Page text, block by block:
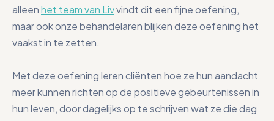
alleenhet team van Livvindt dit een fijne oefening,
maar ook onze behandelaren blijken deze oefening het
vaakst in te zetten.
Met deze oefening leren cliënten hoe ze hun aandacht
meer kunnen richten op de positieve gebeurtenissen in
hun leven, door dagelijks op te schrijven wat ze die dag